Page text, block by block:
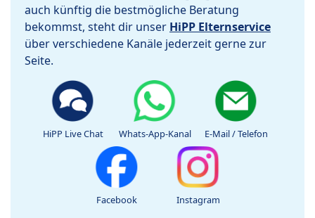
auch künftig die bestmögliche Beratung
bekommst, steht dir unser HiPP Elternservice
über verschiedene Kanäle jederzeit gerne zur
Seite.
HiPP Live Chat Whats-App-Kanal E-Mail / Telefon
Facebook Instagram